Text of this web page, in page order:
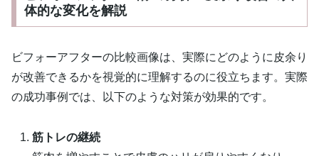
体的な変化を解説
ビフォーアフターの比較画像は、実際にどのように皮余り
が改善できるかを視覚的に理解するのに役立ちます。実際
の成功事例では、以下のような対策が効果的です。
筋トレの継続